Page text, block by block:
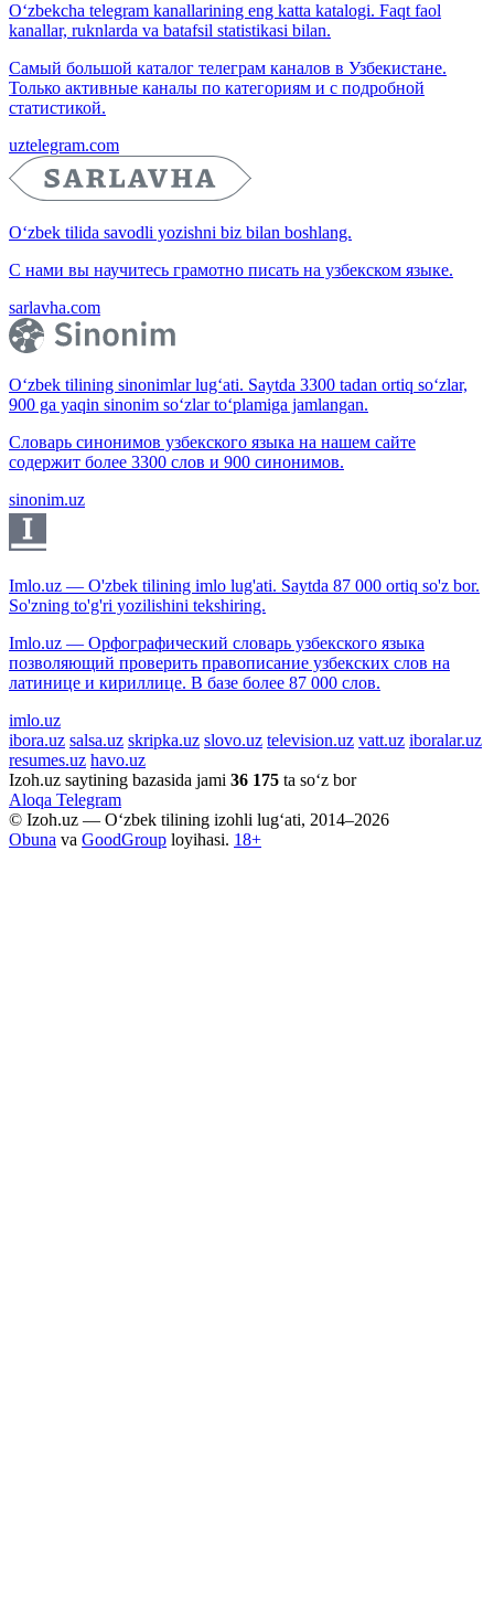
O‘zbekcha telegram kanallarining eng katta katalogi. Faqt faol
kanallar, ruknlarda va batafsil statistikasi bilan.
Самый большой каталог телеграм каналов в Узбекистане.
Только активные каналы по категориям и с подробной
статистикой.
uztelegram.com
O‘zbek tilida savodli yozishni biz bilan boshlang.
С нами вы научитесь грамотно писать на узбекском языке.
sarlavha.com
O‘zbek tilining sinonimlar lug‘ati. Saytda 3300 tadan ortiq so‘zlar,
900 ga yaqin sinonim so‘zlar to‘plamiga jamlangan.
Словарь синонимов узбекского языка на нашем сайте
содержит более 3300 слов и 900 синонимов.
sinonim.uz
Imlo.uz — O'zbek tilining imlo lug'ati. Saytda 87 000 ortiq so'z bor.
So'zning to'g'ri yozilishini tekshiring.
Imlo.uz — Орфографический словарь узбекского языка
позволяющий проверить правописание узбекских слов на
латинице и кириллице. В базе более 87 000 слов.
imlo.uz
ibora.uz salsa.uz skripka.uz slovo.uz television.uz vatt.uz iboralar.uz
resumes.uz havo.uz
Izoh.uz saytining bazasida jami 36 175 ta so‘z bor
Aloqa Telegram
© Izoh.uz — O‘zbek tilining izohli lug‘ati, 2014–2026
Obuna va GoodGroup loyihasi. 18+